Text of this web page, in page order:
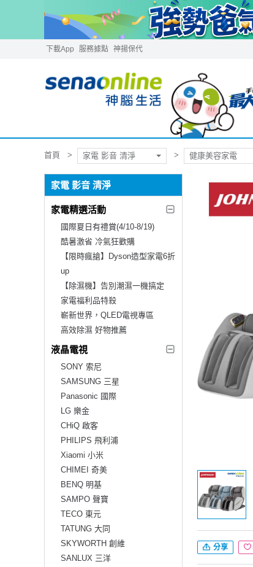
下載App 服務據點 神揚保代
首頁 家電 影音 清淨 健康美容家電
家電 影音 清淨
家電精選活動
國際夏日有禮賞(4/10-8/19)
酷暑激省 冷氣狂歡購
【限時瘋搶】Dyson造型家電6折
up
【除濕機】告別潮濕一機搞定
家電福利品特殺
嶄新世界，QLED電視專區
高效除濕 好物推薦
液晶電視
SONY 索尼
SAMSUNG 三星
Panasonic 國際
LG 樂金
CHiQ 啟客
PHILIPS 飛利浦
Xiaomi 小米
CHIMEI 奇美
BENQ 明基
SAMPO 聲寶
TECO 東元
TATUNG 大同
SKYWORTH 創維
SANLUX 三洋
分享